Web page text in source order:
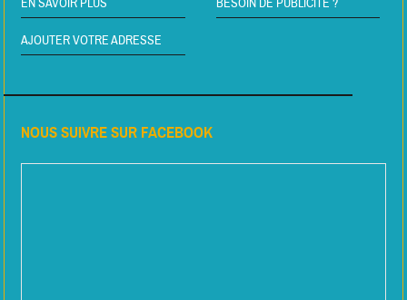
EN SAVOIR PLUS BESOIN DE PUBLICITÉ ?
AJOUTER VOTRE ADRESSE
NOUS SUIVRE SUR FACEBOOK